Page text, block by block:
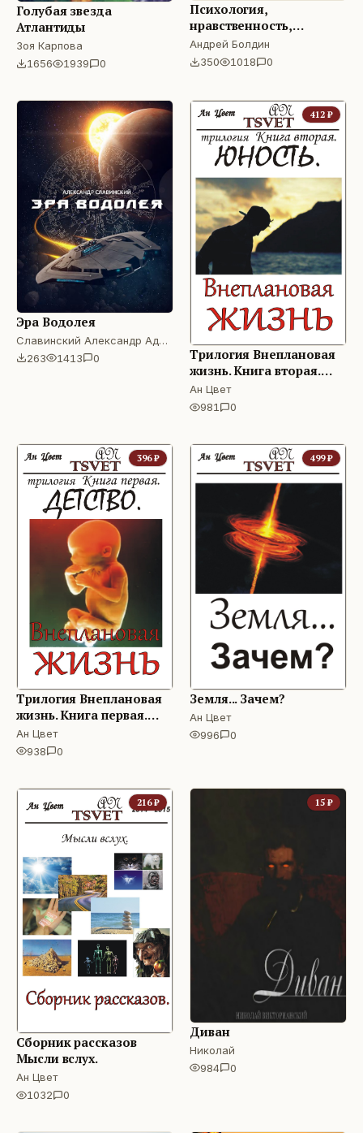
Голубая звезда
Атлантиды
Зоя Карпова
1656
1939 0
Психология,
нравственность,
экономика, политика
Андрей Болдин
350
1018 0
Эра Водолея
Славинский Александр Адамович
263
1413 0
412 ₽
Трилогия Внеплановая
жизнь. Книга вторая.
Юность.
Ан Цвет
981
0
396₽
Трилогия Внеплановая
жизнь. Книга первая.
Детство.
Ан Цвет
938
0
499₽
Земля... Зачем?
Ан Цвет
996
0
216₽
Сборник рассказов
Мысли вслух.
Ан Цвет
1032
0
15 ₽
Диван
Николай
984
0